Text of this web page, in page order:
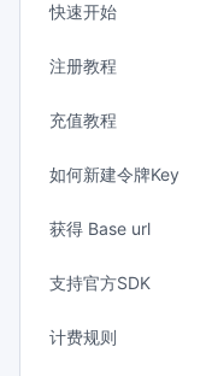
快速开始
注册教程
充值教程
如何新建令牌Key
获得 Base url
支持官方SDK
计费规则